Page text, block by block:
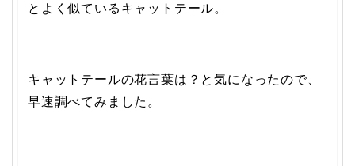
とよく似ているキャットテール。
キャットテールの花言葉は？と気になったので、
早速調べてみました。